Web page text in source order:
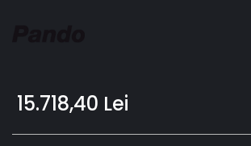
15.718,40 Lei